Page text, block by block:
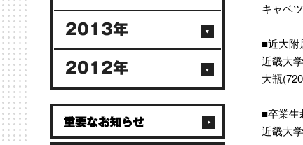
キャベ
■近大附
近畿大
大瓶
■卒業生
近畿大
2013年
2012年